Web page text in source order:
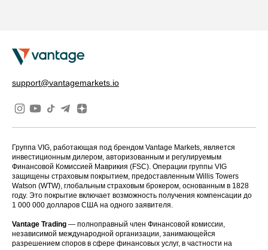
support@vantagemarkets.io
Группа VIG, работающая под брендом Vantage Markets, является
инвестиционным дилером, авторизованным и регулируемым
Финансовой Комиссией Маврикия (FSC). Операции группы VIG
защищены страховым покрытием, предоставленным Willis Towers
Watson (WTW), глобальным страховым брокером, основанным в 1828
году. Это покрытие включает возможность получения компенсации до
1 000 000 долларов США на одного заявителя.
Vantage Trading — полноправный член Финансовой комиссии,
независимой международной организации, занимающейся
разрешением споров в сфере финансовых услуг, в частности на